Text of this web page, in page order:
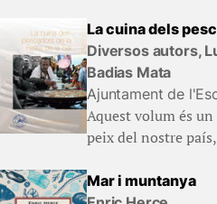
La cuina dels
Diversos autors,
Badias Mata
Ajuntament de
Aquest volum és
peix del nostre
Mar i muntanya